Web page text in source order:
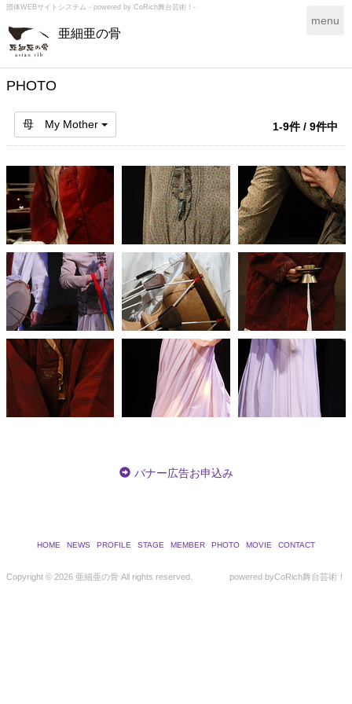
団体WEBサイトシステム - powered by CoRich舞台芸術！-
亜細亜の骨
T
g
a
v
g
a
n
menu
PHOTO
母 My Mother 1-9件 / 9件中
バナー広告お申込み
HOME NEWS PROFILE STAGE MEMBER PHOTO MOVIE CONTACT
Copyright © 2026 亜細亜の骨 All rights reserved. powered byCoRich舞台芸術！